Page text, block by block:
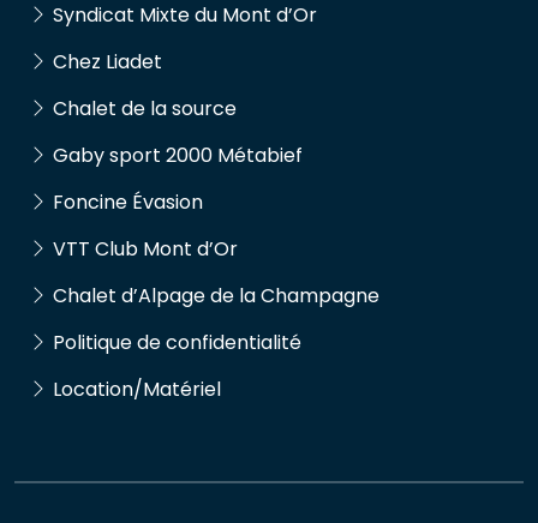
Syndicat Mixte du Mont d’Or
Chez Liadet
Chalet de la source
Gaby sport 2000 Métabief
Foncine Évasion
VTT Club Mont d’Or
Chalet d’Alpage de la Champagne
Politique de confidentialité
Location/Matériel